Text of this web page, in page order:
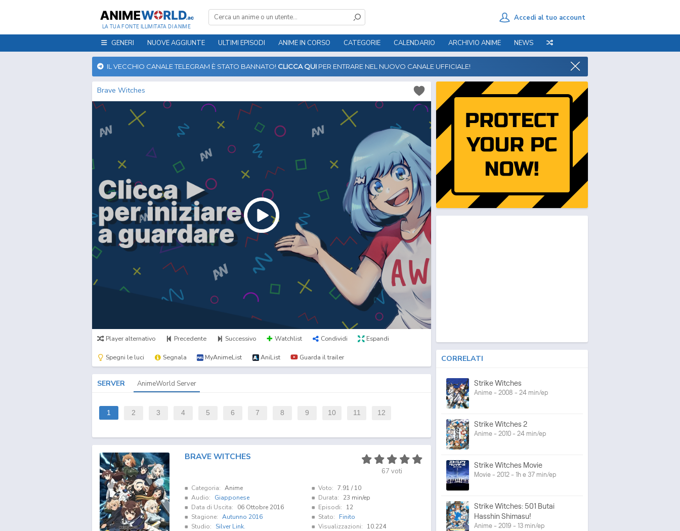
LA TUA FONTE ILLIMITATA DI ANIME
Accedi al tuo account
GENERI NUOVE AGGIUNTE ULTIMI EPISODI ANIME IN CORSO CATEGORIE CALENDARIO ARCHIVIO ANIME NEWS
IL VECCHIO CANALE TELEGRAM È STATO BANNATO! CLICCA QUI PER ENTRARE NEL NUOVO CANALE UFFICIALE!
Brave Witches
Player alternativo Precedente Successivo Watchlist Condividi Espandi
Spegni le luci Segnala MyAnimeList AniList Guarda il trailer
SERVER AnimeWorld Server
1 2 3 4 5 6 7 8 9 10 11 12
BRAVE WITCHES
67 voti
Categoria: Anime
Audio:
Giapponese
Data di Uscita:
06 Ottobre 2016
Stagione: Autunno 2016
Studio:
Silver Link.
Voto: 7.91 / 10
Durata:
23 min/ep
Episodi:
12
Stato:
Finito
Visualizzazioni:
10.224
CORRELATI
Strike Witches
Anime - 2008 - 24 min/ep
Strike Witches 2
Anime - 2010 - 24 min/ep
Strike Witches Movie
Movie - 2012 - 1h e 37 min/ep
Strike Witches: 501 Butai
Hasshin Shimasu!
Anime - 2019 - 13 min/ep